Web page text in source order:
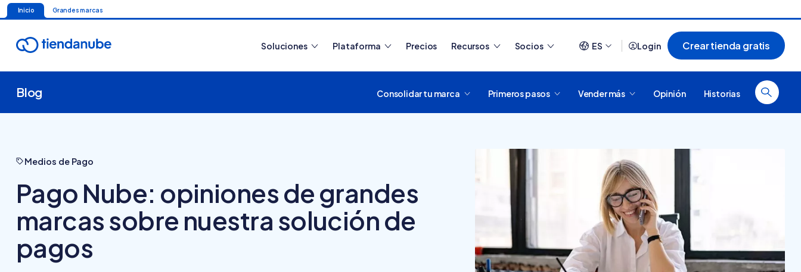
Inicio Grandes marcas
Soluciones Plataforma Precios Recursos
¿Cómo funciona
Tiendanube? Aprende a
¿Cómo es comprar en
Tiendanube? Conocé
20 tiendas online
argentinas creadas con
Socios ES Login Crear tienda gratis
Blog Consolidar tu marca Primeros pasos Vender más Opinión Historias
Medios de Pago
Pago Nube: opiniones de grandes
marcas sobre nuestra solución de
pagos